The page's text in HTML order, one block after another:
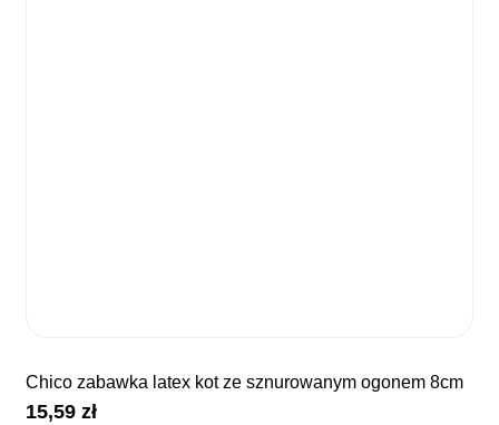
chico zabawka latex kot ze sznurowanym ogonem 8cm
15,59zł